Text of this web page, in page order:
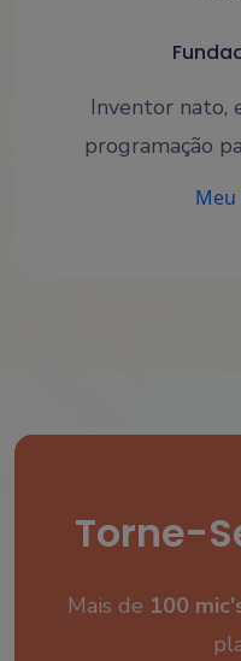
Inventor nato,
programação
Torne-
Mais de 100